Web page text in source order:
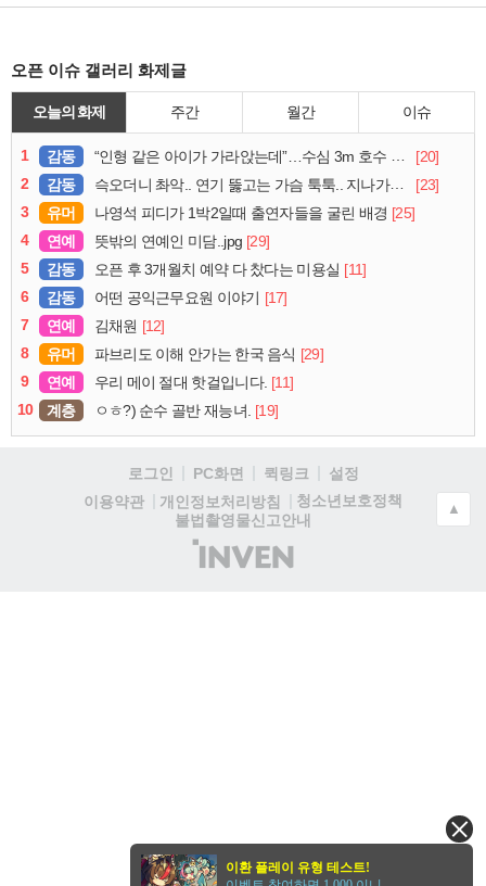
오픈 이슈 갤러리 화제글
오늘의 화제 주간 월간 이슈
1 감동 “인형 같은 아이가 가라앉는데”…수심 3m 호수 뛰어든 60대 의인
[20]
2
감동 슥오더니 촤악.. 연기 뚫고는 가슴 툭툭.. 지나가던 아재의 정체
[23]
3
유머 나영석 피디가 1박2일때 출연자들을 굴린 배경 [25]
4
연예 뜻밖의 연예인 미담..jpg [29]
5
감동 오픈 후 3개월치 예약 다 찼다는 미용실 [11]
6
감동 어떤 공익근무요원 이야기 [17]
7
연예 김채원 [12]
8
유머 파브리도 이해 안가는 한국 음식 [29]
9
연예 우리 메이 절대 핫걸입니다. [11]
10
계층 ㅇㅎ?) 순수 골반 재능녀. [19]
로그인 PC화면 퀵링크
설정
이용약관
개인정보처리방침
청소년보호정책
불법촬영물신고안내
(주)
인
▲
이환 플레이 유형 테스트!